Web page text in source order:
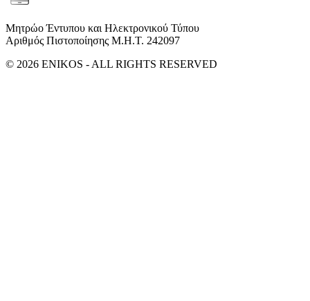
Μητρώο Έντυπου και Ηλεκτρονικού Τύπου
Αριθμός Πιστοποίησης Μ.Η.Τ. 242097
© 2026 ENIKOS - ALL RIGHTS RESERVED